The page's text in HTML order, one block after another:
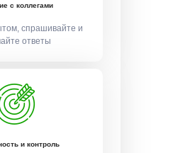
с коллегами
спрашивайте и
ответы
и контроль